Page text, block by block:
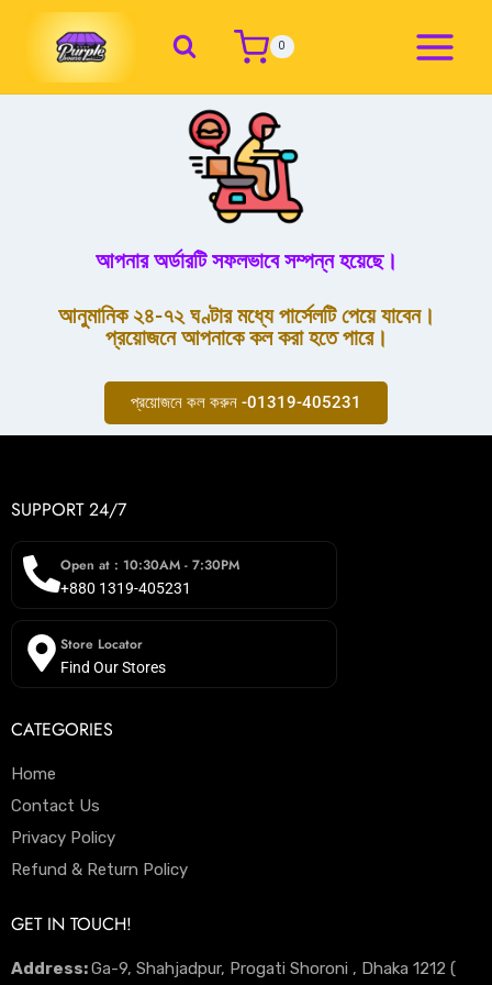
0
আপনার অর্ডারটি সফলভাবে সম্পন্ন হয়েছে।
আনুমানিক ২৪-৭২ ঘণ্টার মধ্যে পার্সেলটি পেয়ে যাবেন।
প্রয়োজনে আপনাকে কল করা হতে পারে।
প্রয়োজনে কল করুন -01319-405231
SUPPORT 24/7
Open at : 10:30AM - 7:30PM
+880 1319-405231
Store Locator
Find Our Stores
CATEGORIES
Home
Contact Us
Privacy Policy
Refund & Return Policy
GET IN TOUCH!
Address:Ga-9, Shahjadpur, Progati Shoroni , Dhaka 1212 (